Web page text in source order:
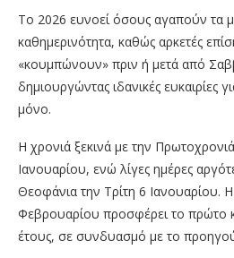
Το 2026 ευνοεί όσους αγαπούν τα
καθημερινότητα, καθώς αρκετές
«κουμπώνουν» πριν ή μετά από
δημιουργώντας ιδανικές ευκαιρίες
μόνο.
Η χρονιά ξεκινά με την
Ιανουαρίου, ενώ λίγες ημέρες
Θεοφάνια την Τρίτη 6 Ιανουαρίου.
Φεβρουαρίου προσφέρει το πρώτο
έτους, σε συνδυασμό με το